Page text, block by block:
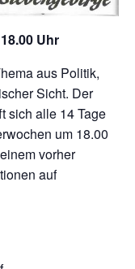
Uhr
aus Politik,
Sicht. Der
sich alle 14 Tage
um 18.00
vorher
auf